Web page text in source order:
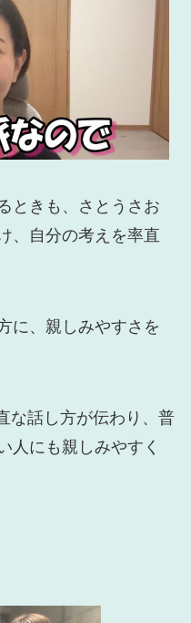
ときも、さとうさお
、自分の考えを率直
に、親しみやすさを
な話し方が伝わり、普
人にも親しみやすく